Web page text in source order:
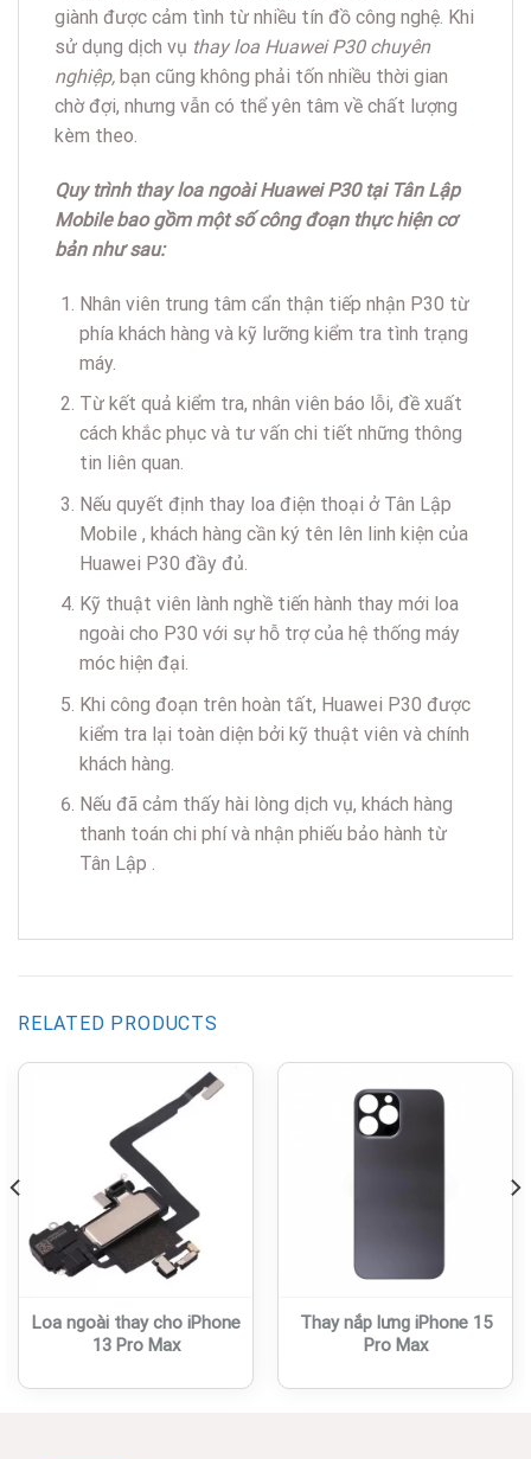
giành được cảm tình từ nhiều tín đồ công nghệ. Khi
sử dụng dịch vụ thay loa Huawei P30 chuyên
nghiệp, bạn cũng không phải tốn nhiều thời gian
chờ đợi, nhưng vẫn có thể yên tâm về chất lượng
kèm theo.
Quy trình thay loa ngoài Huawei P30 tại Tân Lập
Mobile bao gồm một số công đoạn thực hiện cơ
bản như sau:
Nhân viên trung tâm cẩn thận tiếp nhận P30 từ
phía khách hàng và kỹ lưỡng kiểm tra tình trạng
máy.
Từ kết quả kiểm tra, nhân viên báo lỗi, đề xuất
cách khắc phục và tư vấn chi tiết những thông
tin liên quan.
Nếu quyết định thay loa điện thoại ở Tân Lập
Mobile , khách hàng cần ký tên lên linh kiện của
Huawei P30 đầy đủ.
Kỹ thuật viên lành nghề tiến hành thay mới loa
ngoài cho P30 với sự hỗ trợ của hệ thống máy
móc hiện đại.
Khi công đoạn trên hoàn tất, Huawei P30 được
kiểm tra lại toàn diện bởi kỹ thuật viên và chính
khách hàng.
Nếu đã cảm thấy hài lòng dịch vụ, khách hàng
thanh toán chi phí và nhận phiếu bảo hành từ
Tân Lập .
RELATED PRODUCTS
Loa ngoài thay cho iPhone
13 Pro Max
Thay nắp lưng iPhone 15
Pro Max